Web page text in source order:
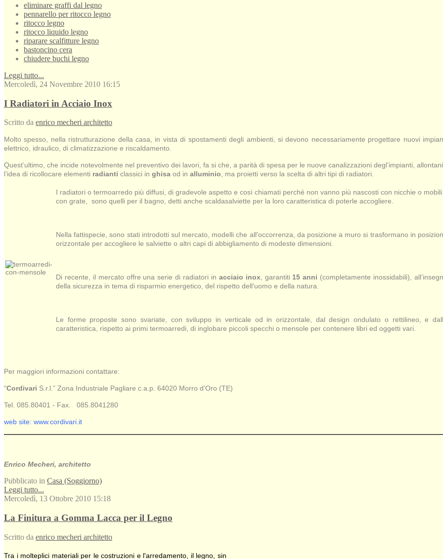
eliminare graffi dal legno
pennarello per ritocco legno
ritocco legno
ritocco liquido legno
riparare scalfitture legno
bastoncino cera
chiudere buchi legno
Leggi tutto...
Mercoledì, 24 Novembre 2010 16:15
I Radiatori in Acciaio Inox
Scritto da enrico mecheri architetto
Molto spesso, nella ristrutturazione della casa, in vista di spostamenti degli ambienti, si devono necessariamente progettare nuovi
elettrico, idraulico, di climatizzazione e riscaldamento.
Quest’ultimo, che incide notevolmente nel preventivo dei lavori, fa si che, a parità di spesa per le nuove canalizzazioni degl’impianti, allontani
l’idea di ricollocare elementi radianti classici in ghisa od in alluminio, ma proietti verso la scelta di altri tipi di radiatori.
I radiatori o termoarredo più diffusi, di gradevole aspetto e così chiamati perché non vanno più nascosti con nicchie o mobili
con grate, sono quelli per il bagno, detti anche scaldasalviette per la loro caratteristica di poterle accogliere.
Nella fattispecie, sono stati introdotti sul mercato, modelli che all'occorrenza, da posizione a muro si trasformano in
orizzontale per accogliere le salviette o altri capi di abbigliamento di modeste dimensioni.
Di recente, il mercato offre una serie di radiatori in acciaio inox, garantiti 15 anni (completamente inossidabili),
della sicurezza in tema di risparmio energetico, del rispetto dell’uomo e della natura.
Le forme proposte sono svariate, con sviluppo in verticale od in orizzontale, dal design ondulato o rettilineo, e
caratteristica, rispetto ai primi termoarredi, di inglobare piccoli specchi o mensole per contenere libri ed oggetti vari.
Per maggiori informazioni contattare:
“Cordivari S.r.l.” Zona Industriale Pagliare c.a.p. 64020 Morro d'Oro (TE)
Tel. 085.80401 - Fax. 085.8041280
web site: www.cordivari.it
Enrico Mecheri, architetto
Pubblicato in Casa (Soggiorno)
Leggi tutto...
Mercoledì, 13 Ottobre 2010 15:18
La Finitura a Gomma Lacca per il Legno
Scritto da enrico mecheri architetto
Tra i molteplici materiali per le costruzioni e l'arredamento, il legno,sin